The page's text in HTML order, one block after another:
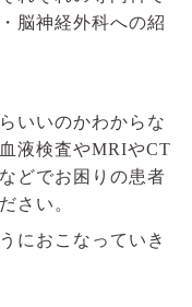
脳神経外科への紹
いいのかわからな
液検査やMRIやCT
どでお困りの患者
さい。
におこなっていき